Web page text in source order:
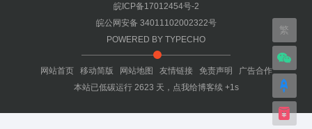
皖ICP备17012454号-2
皖公网安备 34011102002322号
POWERED BY TYPECHO
网站首页 移动简版 网站地图 友情链接 免责声明
广告合作
本站已低碳运行2623 天， 点我给博客续 +1s
繁